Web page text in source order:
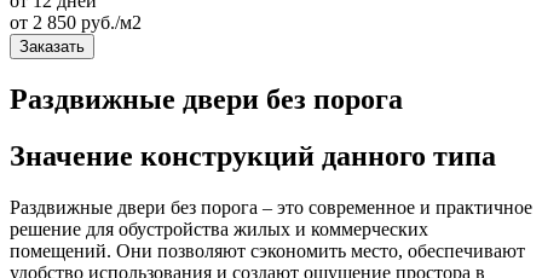
от 2 850 руб./м2
Заказать
Раздвижные двери без порога
Значение конструкций данного типа
Раздвижные двери без порога – это современное и практичное
решение для обустройства жилых и коммерческих
помещений. Они позволяют сэкономить место, обеспечивают
удобство использования и создают ощущение простора в